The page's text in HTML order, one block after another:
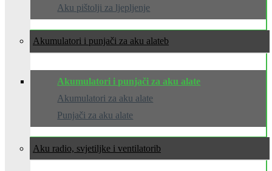
Aku pištolji za ljepljenje
Akumulatori i punjači za aku alate
Akumulatori i punjači za aku alate
Akumulatori za aku alate
Punjači za aku alate
Aku radio, svjetiljke i ventilatori